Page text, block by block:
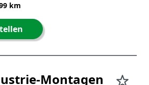
km
Montagen